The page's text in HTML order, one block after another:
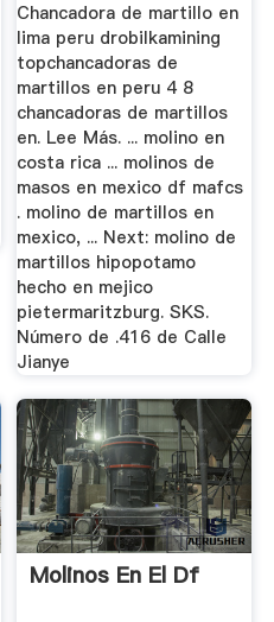
Chancadora de martillo en
lima peru drobilkamining
topchancadoras de
martillos en peru 4 8
chancadoras de martillos
en. Lee Más. ... molino en
costa rica ... molinos de
masos en mexico df mafcs
. molino de martillos en
mexico, ... Next: molino de
martillos hipopotamo
hecho en mejico
pietermaritzburg. SKS.
Número de .416 de Calle
Jianye
Molinos En El Df